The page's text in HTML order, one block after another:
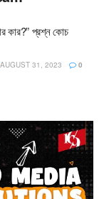
কার?” প্রশ্ন কোচ
AUGUST 31, 2023 0